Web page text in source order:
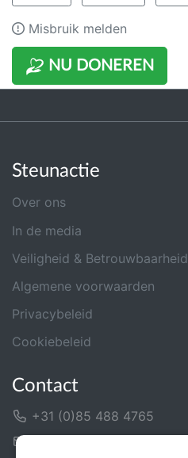
NU DONEREN
Misbruik melden
Steunactie
Over ons
In de media
Veiligheid & Betrouwbaarheid
Algemene voorwaarden
Privacybeleid
Cookiebeleid
Contact
+31 (0)85 488 4765